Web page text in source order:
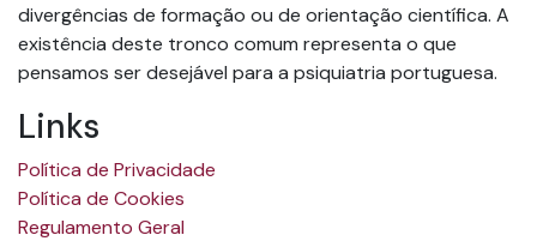
divergências de formação ou de orientação científica. A
existência deste tronco comum representa o que
pensamos ser desejável para a psiquiatria portuguesa.
Links
Política de Privacidade
Política de Cookies
Regulamento Geral